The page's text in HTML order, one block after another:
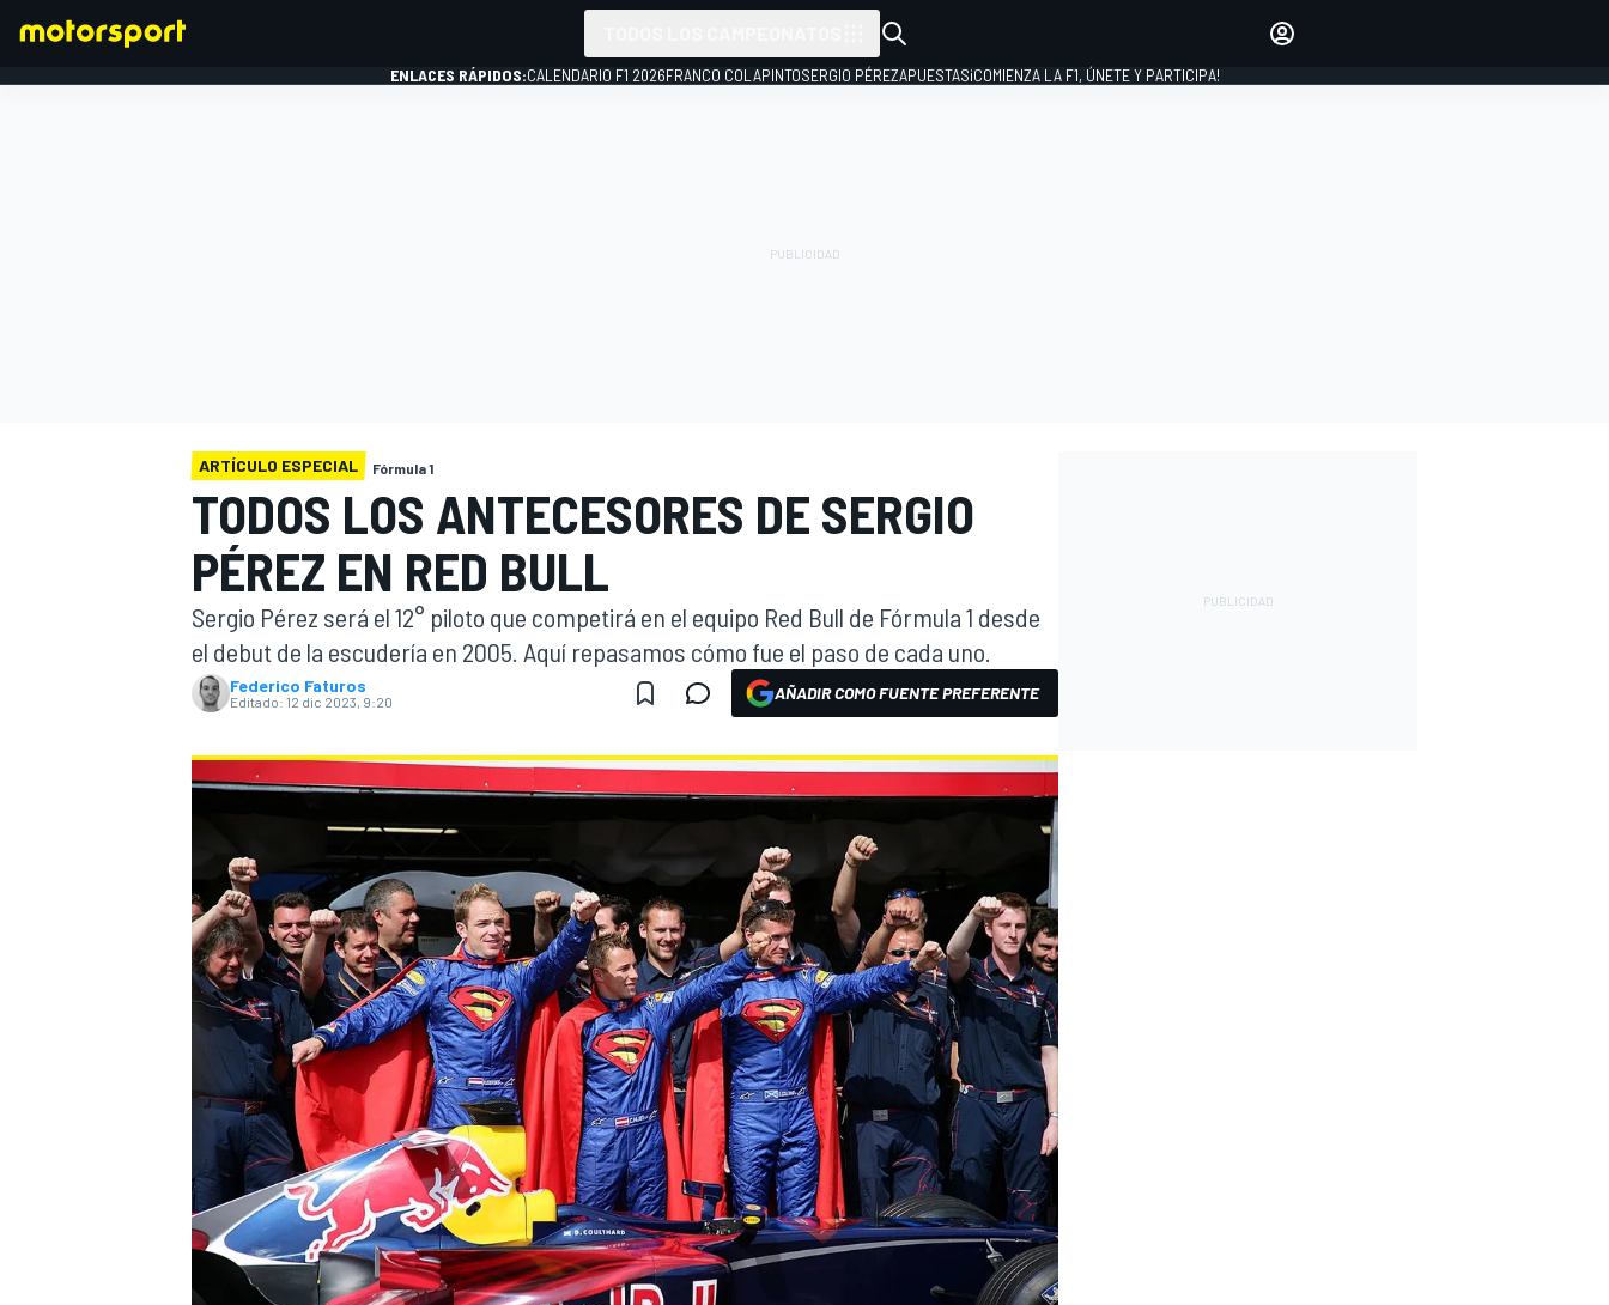
INDYCAR
MOTOGP
NASCAR CUP
INICIAR SESIÓN
ENLACES RÁPIDOS:CALENDARIO F1 2026FRANCO COLAPINTOSERGIO PÉREZAPUESTAS¡COMIENZA LA F1, ÚNETE Y PARTICIPA!
ARTÍCULO ESPECIAL Fórmula 1
TODOS LOS ANTECESORES DE SERGIO
PÉREZ EN RED BULL
Sergio Pérez será el 12° piloto que competirá en el equipo Red Bull de Fórmula 1 desde
el debut de la escudería en 2005. Aquí repasamos cómo fue el paso de cada uno.
Federico Faturos
Editado: 12 dic 2023, 9:20 AÑADIR COMO FUENTE PREFERENTE